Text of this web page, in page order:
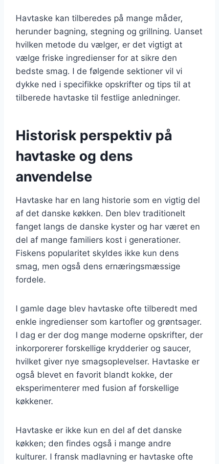
Havtaske kan tilberedes på mange måder,
herunder bagning, stegning og grillning. Uanset
hvilken metode du vælger, er det vigtigt at
vælge friske ingredienser for at sikre den
bedste smag. I de følgende sektioner vil vi
dykke ned i specifikke opskrifter og tips til at
tilberede havtaske til festlige anledninger.
Historisk perspektiv på
havtaske og dens
anvendelse
Havtaske har en lang historie som en vigtig del
af det danske køkken. Den blev traditionelt
fanget langs de danske kyster og har været en
del af mange familiers kost i generationer.
Fiskens popularitet skyldes ikke kun dens
smag, men også dens ernæringsmæssige
fordele.
I gamle dage blev havtaske ofte tilberedt med
enkle ingredienser som kartofler og grøntsager.
I dag er der dog mange moderne opskrifter, der
inkorporerer forskellige krydderier og saucer,
hvilket giver nye smagsoplevelser. Havtaske er
også blevet en favorit blandt kokke, der
eksperimenterer med fusion af forskellige
køkkener.
Havtaske er ikke kun en del af det danske
køkken; den findes også i mange andre
kulturer. I fransk madlavning er havtaske ofte